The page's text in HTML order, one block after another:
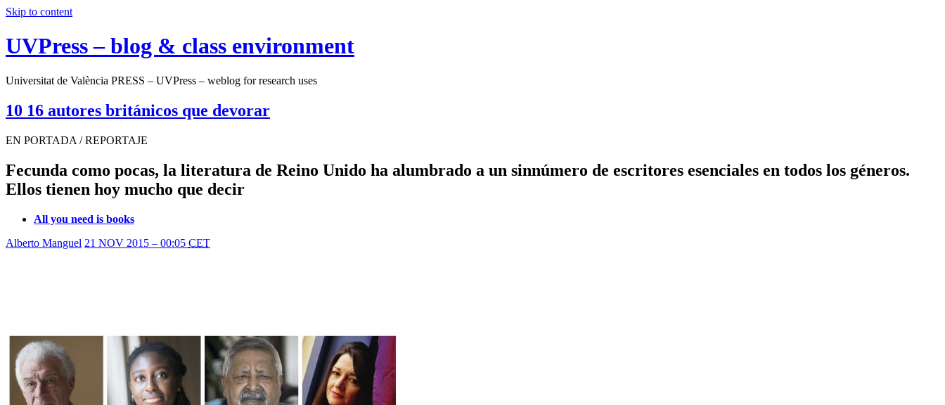
Skip to content
UVPress – blog & class environment
Universitat de València PRESS – UVPress – weblog for research uses
10 16 autores británicos que devorar
EN PORTADA / REPORTAJE
Fecunda como pocas, la literatura de Reino Unido ha alumbrado a un sinnúmero de escritores esenciales en todos los géneros.
Ellos tienen hoy mucho que decir
All you need is books
Alberto Manguel 21 NOV 2015 – 00:05 CET